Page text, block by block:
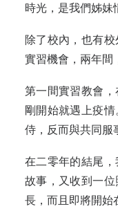
時光，是我們姊妹
除了校內，也有
實習機會，兩年間
第一間實習教會，
剛開始就遇上疫
侍，反而與共同服
在二零年的結尾
故事，又收到一
長，而且即將開始